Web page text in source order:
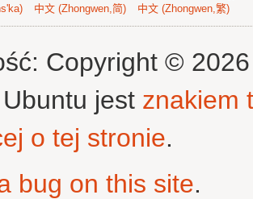
中文 (Zhongwen,简) 中文 (Zhongwen,繁)
Copyright ©
jest znakiem
o tej stronie.
bug on this site.